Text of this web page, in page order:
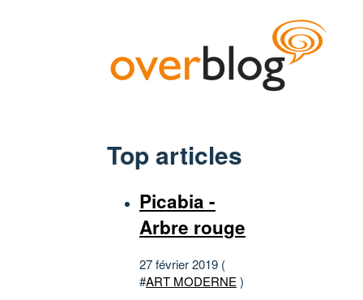
Top articles
Picabia -
Arbre rouge
27 février 2019 (
#ART MODERNE )